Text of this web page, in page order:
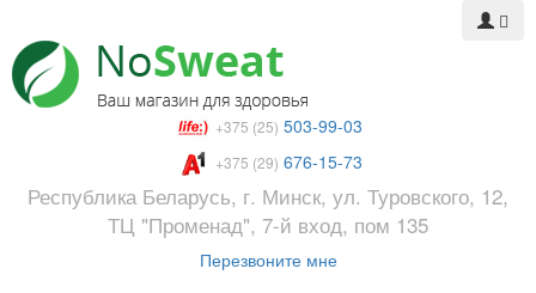
+375 (25) 503-99-03
+375 (29) 676-15-73
Республика Беларусь, г. Минск, ул. Туровского, 12,
ТЦ "Променад", 7-й вход, пом 135
Перезвоните мне